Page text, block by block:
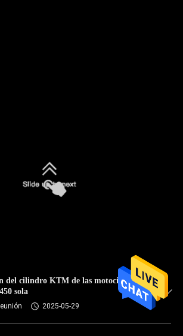
del cilindro KTM de las motocicletas de
sola
2025-05-29